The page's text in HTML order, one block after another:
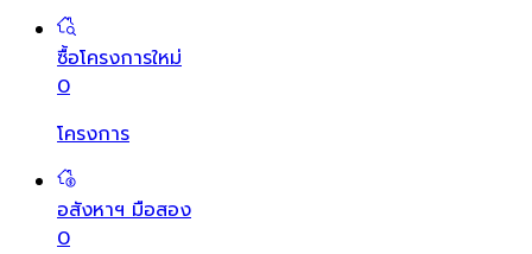
ซื้อโครงการใหม่
0
โครงการ
อสังหาฯ มือสอง
0